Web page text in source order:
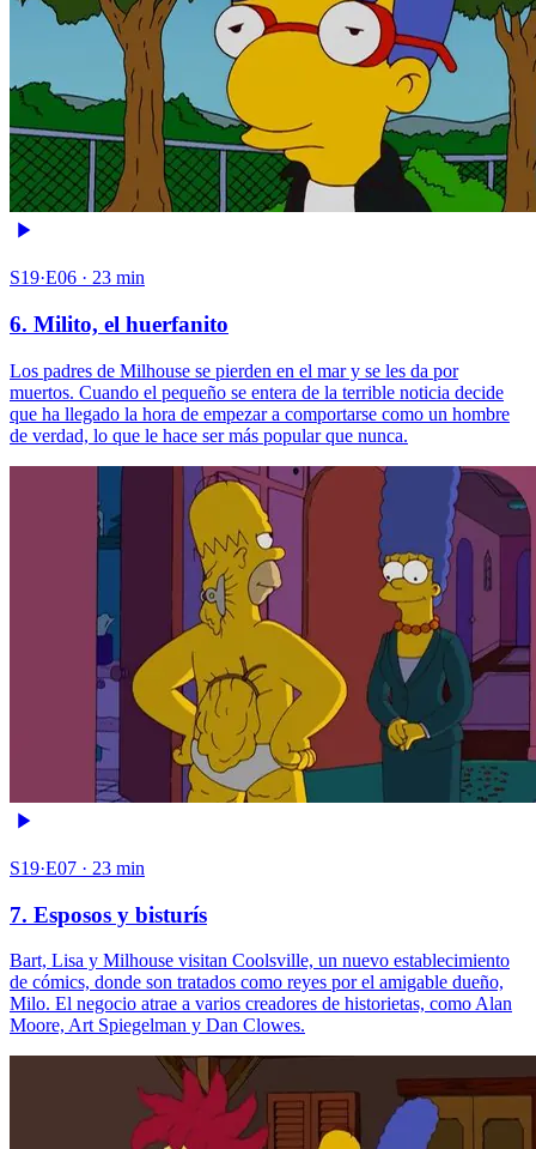
S19·E06 · 23 min
6. Milito, el huerfanito
Los padres de Milhouse se pierden en el mar y se les da por
muertos. Cuando el pequeño se entera de la terrible noticia decide
que ha llegado la hora de empezar a comportarse como un hombre
de verdad, lo que le hace ser más popular que nunca.
S19·E07 · 23 min
7. Esposos y bisturís
Bart, Lisa y Milhouse visitan Coolsville, un nuevo establecimiento
de cómics, donde son tratados como reyes por el amigable dueño,
Milo. El negocio atrae a varios creadores de historietas, como Alan
Moore, Art Spiegelman y Dan Clowes.